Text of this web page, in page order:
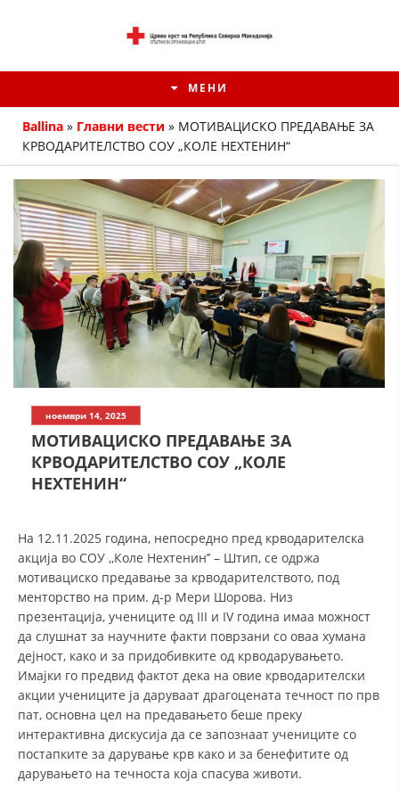
МЕНИ
ИСТОРИЈАТ НА ЦКРМ
ИСТОРИЈАТ НА ДВИЖЕЊЕТО
СТРУКТУРА НА ОРГАНИЗАЦИЈАТА
КОНТАКТ ИНФОРМАЦИИ
ЧЛЕНСТВО ВО ПРОФЕСИОНАЛНИ ТЕЛА
ЗАКОН ЗА ЦКРМ
СТАТУТ НА ЦКРМ
ОРГАНИЗАЦИЈА И РАЗВОЈ
РАКОВОДЕН ОДБОР
СОБРАНИЕ
Ballina » Главни вести » МОТИВАЦИСКО ПРЕДАВАЊЕ ЗА
КРВОДАРИТЕЛСТВО СОУ „КОЛЕ НЕХТЕНИН“
ноември 14, 2025
МОТИВАЦИСКО ПРЕДАВАЊЕ ЗА
КРВОДАРИТЕЛСТВО СОУ „КОЛЕ
НЕХТЕНИН“
На 12.11.2025 година, непосредно пред крводарителска
акција во СОУ ,,Коле Нехтенин’’ – Штип, се одржа
мотивациско предавање за крводарителството, под
менторство на прим. д-р Мери Шорова. Низ
презентација, учениците од III и IV година имаа можност
да слушнат за научните факти поврзани со оваа хумана
дејност, како и за придобивките од крводарувањето.
Имајки го предвид фактот дека на овие крводарителски
акции учениците ја даруваат драгоцената течност по прв
пат, основна цел на предавањето беше преку
интерактивна дискусија да се запознаат учениците со
постапките за дарување крв како и за бенефитите од
дарувањето на течноста која спасува животи.